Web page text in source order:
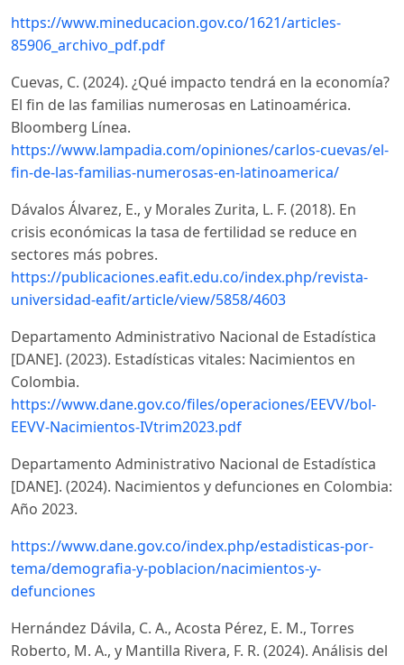
https://www.mineducacion.gov.co/1621/articles-
85906_archivo_pdf.pdf
Cuevas, C. (2024). ¿Qué impacto tendrá en la economía?
El fin de las familias numerosas en Latinoamérica.
Bloomberg Línea.
https://www.lampadia.com/opiniones/carlos-cuevas/el-
fin-de-las-familias-numerosas-en-latinoamerica/
Dávalos Álvarez, E., y Morales Zurita, L. F. (2018). En
crisis económicas la tasa de fertilidad se reduce en
sectores más pobres.
https://publicaciones.eafit.edu.co/index.php/revista-
universidad-eafit/article/view/5858/4603
Departamento Administrativo Nacional de Estadística
[DANE]. (2023). Estadísticas vitales: Nacimientos en
Colombia.
https://www.dane.gov.co/files/operaciones/EEVV/bol-
EEVV-Nacimientos-IVtrim2023.pdf
Departamento Administrativo Nacional de Estadística
[DANE]. (2024). Nacimientos y defunciones en Colombia:
Año 2023.
https://www.dane.gov.co/index.php/estadisticas-por-
tema/demografia-y-poblacion/nacimientos-y-
defunciones
Hernández Dávila, C. A., Acosta Pérez, E. M., Torres
Roberto, M. A., y Mantilla Rivera, F. R. (2024). Análisis del